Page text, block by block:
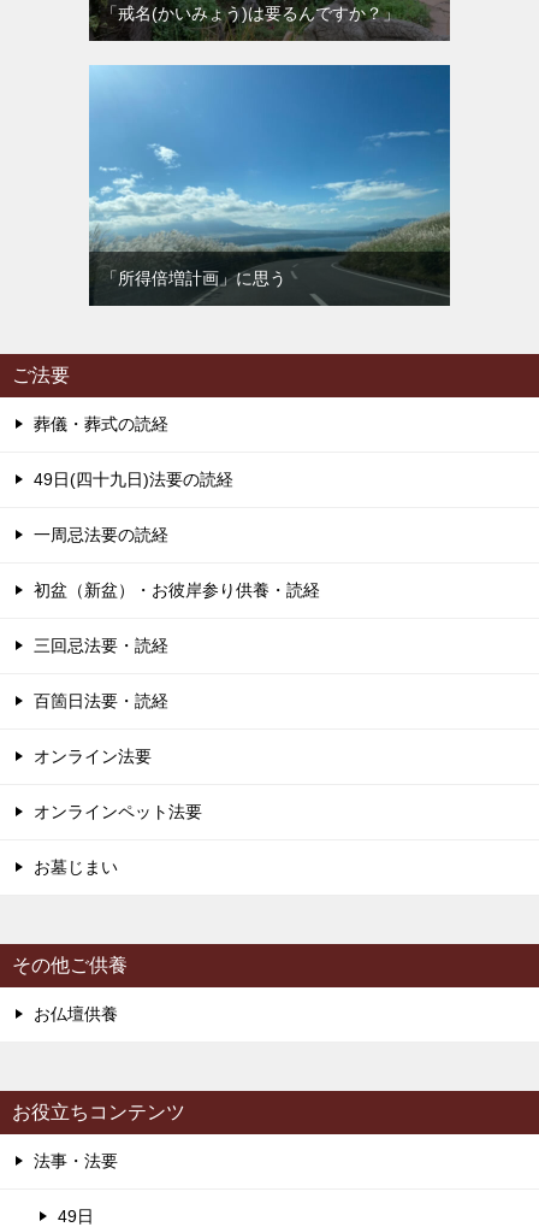
「戒名(かいみょう)は要るんですか？」
「所得倍増計画」に思う
ご法要
葬儀・葬式の読経
49日(四十九日)法要の読経
一周忌法要の読経
初盆（新盆）・お彼岸参り供養・読経
三回忌法要・読経
百箇日法要・読経
オンライン法要
オンラインペット法要
お墓じまい
その他ご供養
お仏壇供養
お役立ちコンテンツ
法事・法要
49日